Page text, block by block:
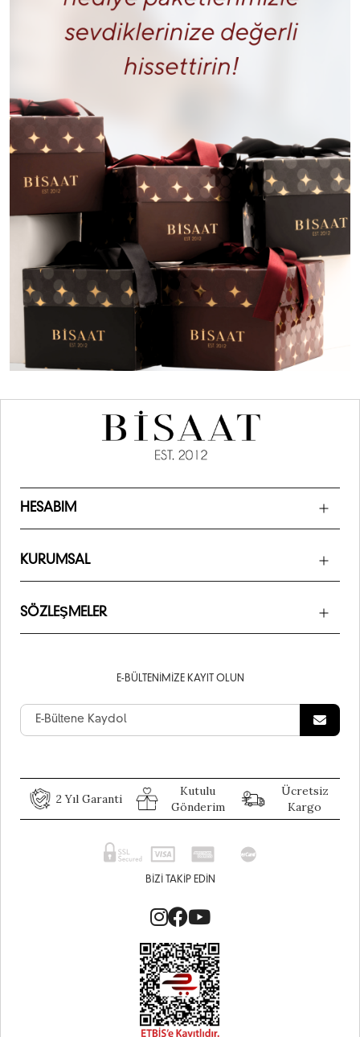
HESABIM
KURUMSAL
SÖZLEŞMELER
E-BÜLTENIMIZE KAYIT OLUN
2 Yıl Garanti
Kutulu
Gönderim
Ücretsiz
Kargo
BIZI TAKIP EDIN